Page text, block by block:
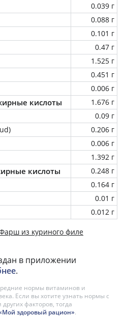
0.039 г
0.088 г
0.101 г
0.47 г
1.525 г
0.451 г
0.006 г
кислоты
1.676 г
0.09 г
0.206 г
0.006 г
1.392 г
кислоты
0.248 г
0.164 г
0.01 г
0.012 г
из куриного филе
в приложении
.
нормы витаминов и
Если вы хотите узнать нормы с
факторов, тогда
здоровый рацион».